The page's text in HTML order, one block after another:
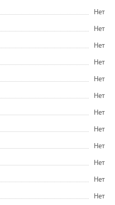
Нет
Нет
Нет
Нет
Нет
Нет
Нет
Нет
Нет
Нет
Нет
Нет